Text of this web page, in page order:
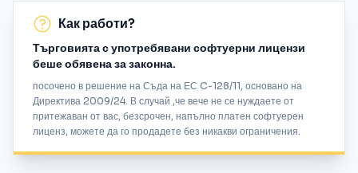
Как работи?
Търговията с употребявани софтуерни лицензи
беше обявена за законна.
посочено в решение на Съда на ЕС C-128/11, основано на
Директива 2009/24. В случай ,че вече не се нуждаете от
притежаван от вас, безсрочен, напълно платен софтуерен
лиценз, можете да го продадете без никакви ограничения.